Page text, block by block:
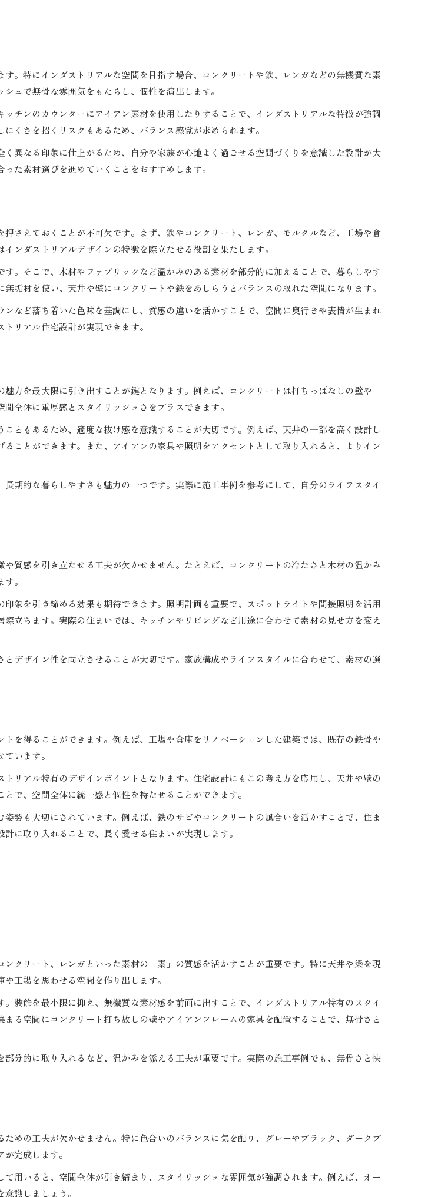
したインダストリアルな部屋作り
理想のインダストリアル
宅設計で実現する理想の空間
えるインダストリアルな暮らし方
ストリアルデザインを住宅設計に反映
アル注文住宅で個性を引き出す方法
装のコツを徹底解説
アルインテリアで失敗しない方法
アルデザイン内装で注意すべき点
える外観デザインのポイント
を両立する外観の工夫とは
グに映える素材選びの極意
ッチンが輝く素材の選び方
ッチンで映える住宅設計の工夫
活空間が引き立つ素材活用法
。特にインダストリアルな空間を目指す場合、コンクリートや鉄、レンガなどの無機質な素
ュで無骨な雰囲気をもたらし、個性を演出します。
チンのカウンターにアイアン素材を使用したりすることで、インダストリアルな特徴が強調
くさを招くリスクもあるため、バランス感覚が求められます。
異なる印象に仕上がるため、自分や家族が心地よく過ごせる空間づくりを意識した設計が大
た素材選びを進めていくことをおすすめします。
さえておくことが不可欠です。まず、鉄やコンクリート、レンガ、モルタルなど、工場や倉
ンダストリアルデザインの特徴を際立たせる役割を果たします。
。そこで、木材やファブリックなど温かみのある素材を部分的に加えることで、暮らしやす
垢材を使い、天井や壁にコンクリートや鉄をあしらうとバランスの取れた空間になります。
など落ち着いた色味を基調にし、質感の違いを活かすことで、空間に奥行きや表情が生まれ
リアル住宅設計が実現できます。
力を最大限に引き出すことが鍵となります。例えば、コンクリートは打ちっぱなしの壁や
全体に重厚感とスタイリッシュさをプラスできます。
ともあるため、適度な抜け感を意識することが大切です。例えば、天井の一部を高く設計し
ことができます。また、アイアンの家具や照明をアクセントとして取り入れると、よりイン
期的な暮らしやすさも魅力の一つです。実際に施工事例を参考にして、自分のライフスタイ
質感を引き立たせる工夫が欠かせません。たとえば、コンクリートの冷たさと木材の温かみ
。
象を引き締める効果も期待できます。照明計画も重要で、スポットライトや間接照明を活用
立ちます。実際の住まいでは、キッチンやリビングなど用途に合わせて素材の見せ方を変え
デザイン性を両立させることが大切です。家族構成やライフスタイルに合わせて、素材の選
を得ることができます。例えば、工場や倉庫をリノベーションした建築では、既存の鉄骨や
います。
リアル特有のデザインポイントとなります。住宅設計にもこの考え方を応用し、天井や壁の
で、空間全体に統一感と個性を持たせることができます。
勢も大切にされています。例えば、鉄のサビやコンクリートの風合いを活かすことで、住ま
に取り入れることで、長く愛せる住まいが実現します。
クリート、レンガといった素材の「素」の質感を活かすことが重要です。特に天井や梁を現
工場を思わせる空間を作り出します。
装飾を最小限に抑え、無機質な素材感を前面に出すことで、インダストリアル特有のスタイ
る空間にコンクリート打ち放しの壁やアイアンフレームの家具を配置することで、無骨さと
分的に取り入れるなど、温かみを添える工夫が重要です。実際の施工事例でも、無骨さと快
めの工夫が欠かせません。特に色合いのバランスに気を配り、グレーやブラック、ダークブ
完成します。
用いると、空間全体が引き締まり、スタイリッシュな雰囲気が強調されます。例えば、オー
識しましょう。